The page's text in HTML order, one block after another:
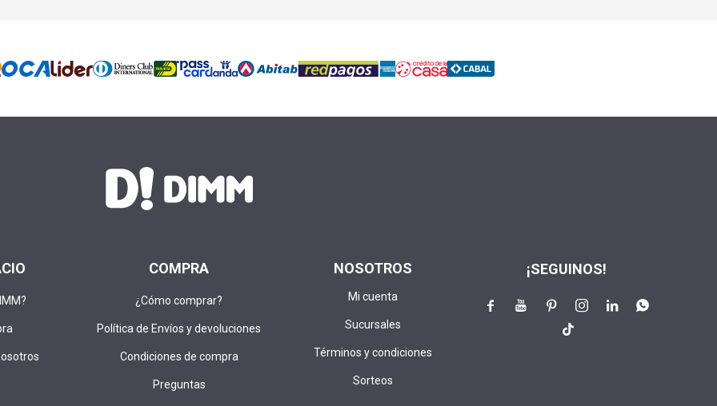
COMPRA
¿Cómo comprar?
Política de Envíos y devoluciones
Condiciones de compra
Preguntas
NOSOTROS
Mi cuenta
Sucursales
Términos y condiciones
Sorteos
¡SEGUINOS!
    

